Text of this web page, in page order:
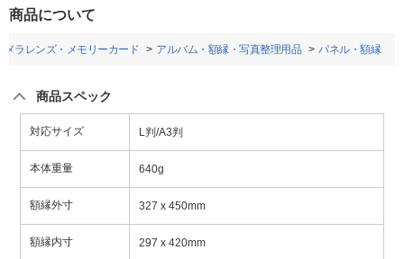
商品について
メラレンズ・メモリーカード アルバム・額縁・写真整理用品 パネル・額縁
商品スペック
対応サイズ L判/A3判
本体重量 640g
額縁外寸 327 x 450mm
額縁内寸 297 x 420mm